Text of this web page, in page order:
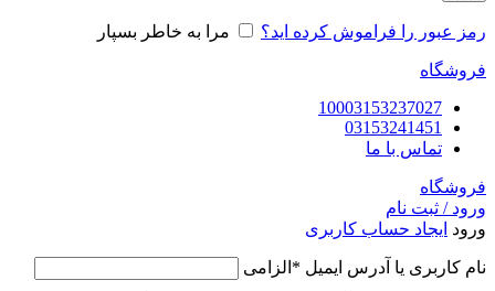
رمز عبور را فراموش کرده اید؟ مرا به خاطر بسپار
فروشگاه
10003153237027
03153241451
تماس با ما
فروشگاه
ورود / ثبت نام
ورود ایجاد حساب کاربری
نام کاربری یا آدرس ایمیل * الزامی